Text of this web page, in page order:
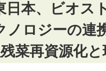
日本、ビオス
ノロジーの連
菜再資源化